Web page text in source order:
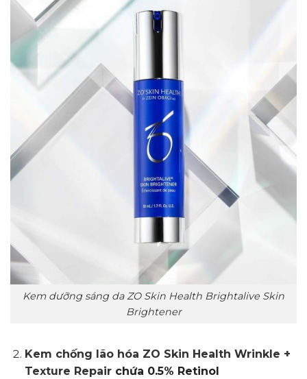
Kem dưỡng sáng da ZO Skin Health Brightalive Skin
Brightener
Kem chống lão hóa ZO Skin Health Wrinkle +
Texture Repairchứa 0.5% Retinol